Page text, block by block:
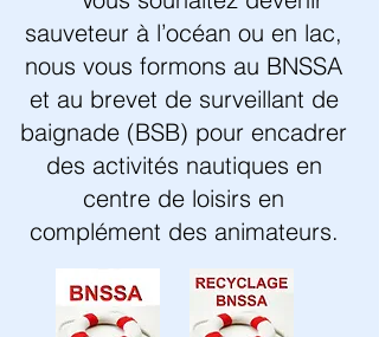
sauveteur à l’océan ou en lac,
nous vous formons au BNSSA
et au brevet de surveillant de
baignade (BSB) pour encadrer
des activités nautiques en
centre de loisirs en
complément des animateurs.